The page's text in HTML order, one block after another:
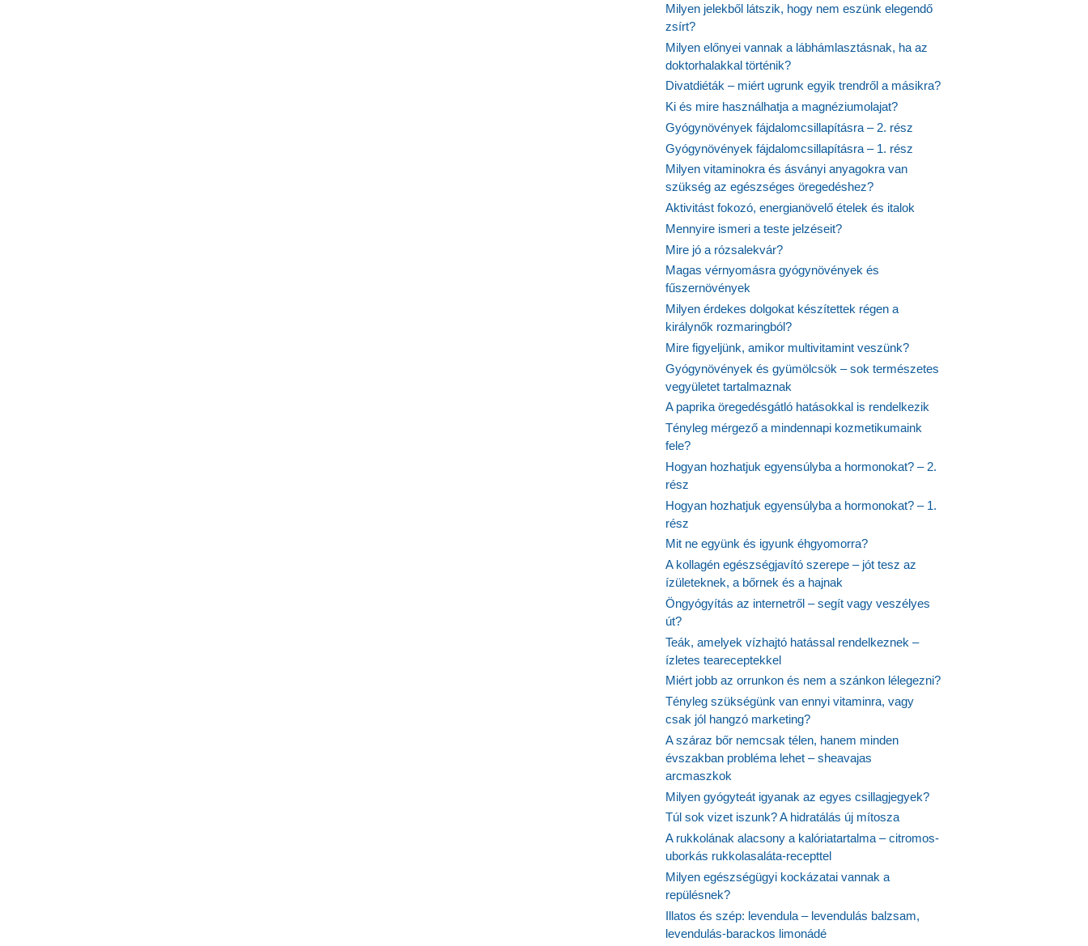
Milyen jelekből látszik, hogy nem eszünk elegendő
zsírt?
Milyen előnyei vannak a lábhámlasztásnak, ha az
doktorhalakkal történik?
Divatdiéták – miért ugrunk egyik trendről a másikra?
Ki és mire használhatja a magnéziumolajat?
Gyógynövények fájdalomcsillapításra – 2. rész
Gyógynövények fájdalomcsillapításra – 1. rész
Milyen vitaminokra és ásványi anyagokra van
szükség az egészséges öregedéshez?
Aktivitást fokozó, energianövelő ételek és italok
Mennyire ismeri a teste jelzéseit?
Mire jó a rózsalekvár?
Magas vérnyomásra gyógynövények és
fűszernövények
Milyen érdekes dolgokat készítettek régen a
királynők rozmaringból?
Mire figyeljünk, amikor multivitamint veszünk?
Gyógynövények és gyümölcsök – sok természetes
vegyületet tartalmaznak
A paprika öregedésgátló hatásokkal is rendelkezik
Tényleg mérgező a mindennapi kozmetikumaink
fele?
Hogyan hozhatjuk egyensúlyba a hormonokat? – 2.
rész
Hogyan hozhatjuk egyensúlyba a hormonokat? – 1.
rész
Mit ne együnk és igyunk éhgyomorra?
A kollagén egészségjavító szerepe – jót tesz az
ízületeknek, a bőrnek és a hajnak
Öngyógyítás az internetről – segít vagy veszélyes
út?
Teák, amelyek vízhajtó hatással rendelkeznek –
ízletes teareceptekkel
Miért jobb az orrunkon és nem a szánkon lélegezni?
Tényleg szükségünk van ennyi vitaminra, vagy
csak jól hangzó marketing?
A száraz bőr nemcsak télen, hanem minden
évszakban probléma lehet – sheavajas
arcmaszkok
Milyen gyógyteát igyanak az egyes csillagjegyek?
Túl sok vizet iszunk? A hidratálás új mítosza
A rukkolának alacsony a kalóriatartalma – citromos-
uborkás rukkolasaláta-recepttel
Milyen egészségügyi kockázatai vannak a
repülésnek?
Illatos és szép: levendula – levendulás balzsam,
levendulás-barackos limonádé